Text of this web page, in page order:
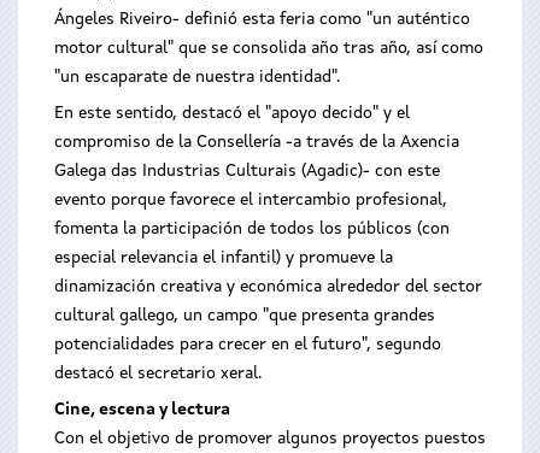
Ángeles Riveiro- definió esta feria como "un auténtico
motor cultural" que se consolida año tras año, así como
"un escaparate de nuestra identidad".
En este sentido, destacó el "apoyo decido" y el
compromiso de la Consellería -a través de la Axencia
Galega das Industrias Culturais (Agadic)- con este
evento porque favorece el intercambio profesional,
fomenta la participación de todos los públicos (con
especial relevancia el infantil) y promueve la
dinamización creativa y económica alrededor del sector
cultural gallego, un campo "que presenta grandes
potencialidades para crecer en el futuro", segundo
destacó el secretario xeral.
Cine, escena y lectura
Con el objetivo de promover algunos proyectos puestos